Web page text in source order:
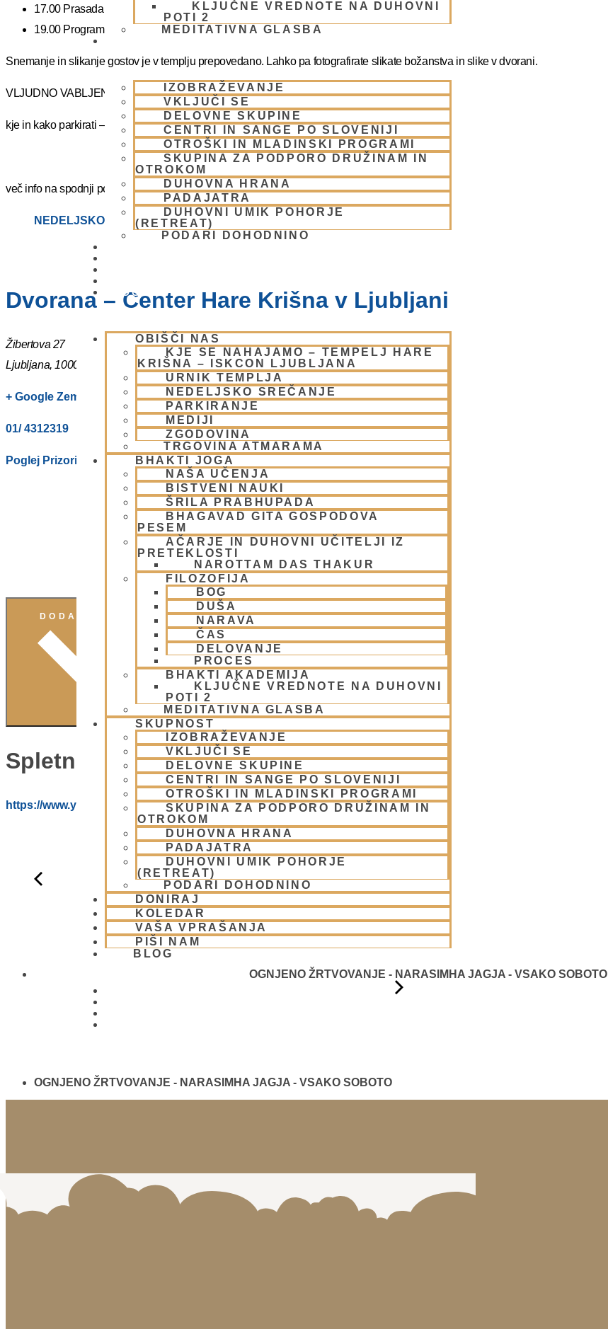
KLJUČNE VREDNOTE NA DUHOVNI
POTI 2
MEDITATIVNA GLASBA
IZOBRAŽEVANJE
VKLJUČI SE
DELOVNE SKUPINE
CENTRI IN SANGE PO SLOVENIJI
OTROŠKI IN MLADINSKI PROGRAMI
SKUPINA ZA PODPORO DRUŽINAM IN
OTROKOM
DUHOVNA HRANA
PADAJATRA
DUHOVNI UMIK POHORJE
(RETREAT)
PODARI DOHODNINO
BLOG
OBIŠČI NAS
KJE SE NAHAJAMO – TEMPELJ HARE
KRIŠNA – ISKCON LJUBLJANA
URNIK TEMPLJA
NEDELJSKO SREČANJE
PARKIRANJE
MEDIJI
ZGODOVINA
TRGOVINA ATMARAMA
BHAKTI JOGA
NAŠA UČENJA
BISTVENI NAUKI
ŠRILA PRABHUPADA
BHAGAVAD GITA GOSPODOVA
PESEM
AČARJE IN DUHOVNI UČITELJI IZ
PRETEKLOSTI
NAROTTAM DAS THAKUR
FILOZOFIJA
BOG
DUŠA
NARAVA
ČAS
DELOVANJE
PROCES
BHAKTI AKADEMIJA
KLJUČNE VREDNOTE NA DUHOVNI
POTI 2
MEDITATIVNA GLASBA
SKUPNOST
IZOBRAŽEVANJE
VKLJUČI SE
DELOVNE SKUPINE
CENTRI IN SANGE PO SLOVENIJI
OTROŠKI IN MLADINSKI PROGRAMI
SKUPINA ZA PODPORO DRUŽINAM IN
OTROKOM
DUHOVNA HRANA
PADAJATRA
DUHOVNI UMIK POHORJE
(RETREAT)
PODARI DOHODNINO
DONIRAJ
KOLEDAR
VAŠA VPRAŠANJA
PIŠI NAM
BLOG
17.00 Prasadam – vegetarijanska pokušina
19.00 Program plus – duhovna glasba
Snemanje in slikanje gostov je v templju prepovedano. Lahko pa fotografirate slikate božanstva in slike v dvorani.
VLJUDNO VABLJENI
kje in kako parkirati – https://www.harekrisna.net/parkiranje/
več info na spodnji povezavi
NEDELJSKO SREČANJE
Dvorana – Center Hare Krišna v Ljubljani
Žibertova 27
Ljubljana, 1000
+ Google Zemljevidi
01/ 4312319
Poglej Prizorišče spletno stran
DODAJ V KOLEDAR
Spletna Stran:
https://www.youtube.com/@HARE_KRISNA_ISKCON_LJUBLJANA/streams
OGNJENO ŽRTVOVANJE - NARASIMHA JAGJA - VSAKO SOBOTO
OGNJENO ŽRTVOVANJE - NARASIMHA JAGJA - VSAKO SOBOTO